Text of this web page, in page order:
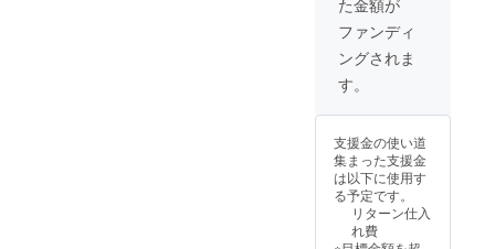
11月1日
より
2026年
12月31
方法：
み ・そ
の他：
備考欄
に掲載
を希望
率でお
願いた
します
画像の
1000×2
セルで
適切な
サイズ
で掲載
いたし
ファンディ
ングされま
す。
支援金の使い道
集まった支援金
は以下に使用す
る予定です。
リターン仕入
れ費